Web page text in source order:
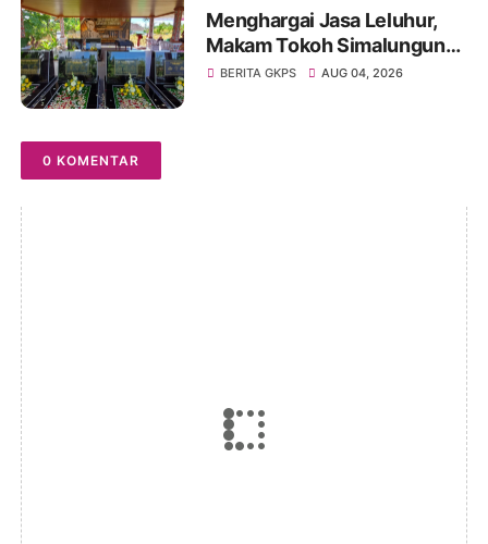
Menghargai Jasa Leluhur,
Makam Tokoh Simalungun
dr. Djasamen Saragih Resmi
BERITA GKPS AUG 04, 2026
0 KOMENTAR